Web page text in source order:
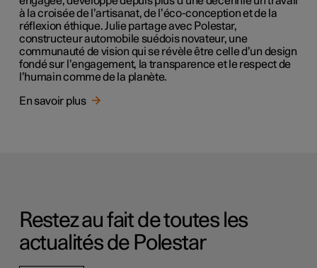
à la croisée de l’artisanat, de l’éco-conception et de la
réflexion éthique. Julie partage avec Polestar,
constructeur automobile suédois novateur, une
communauté de vision qui se révèle être celle d’un design
fondé sur l’engagement, la transparence et le respect de
l’humain comme de la planète.
En savoir plus
Restez au fait de toutes les
actualités de Polestar